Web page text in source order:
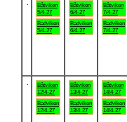
Båtviken
5/4-27
Badviken
5/4-27
Båtviken
6/4-27
Badviken
6/4-27
Båtviken
7/4-27
Badviken
7/4-27
Båtviken
12/4-27
Badviken
12/4-27
Båtviken
13/4-27
Badviken
13/4-27
Båtviken
14/4-27
Badviken
14/4-27